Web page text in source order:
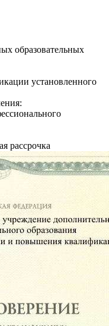
образовательных
установленного
рассрочка